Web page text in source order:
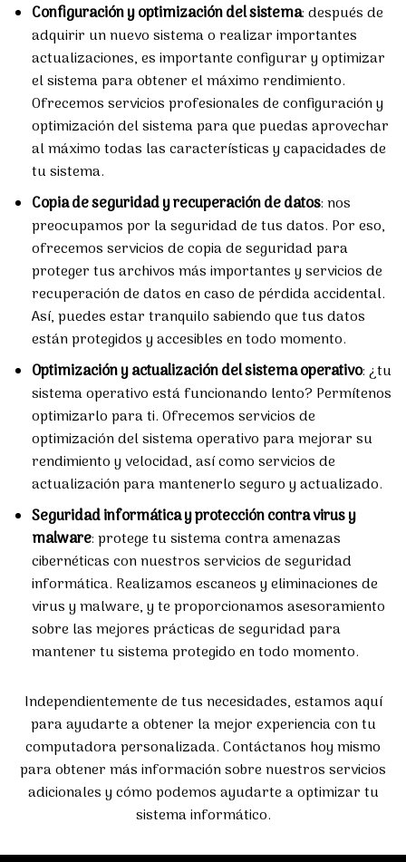
Configuración y optimización del sistema: después de
adquirir un nuevo sistema o realizar importantes
actualizaciones, es importante configurar y optimizar
el sistema para obtener el máximo rendimiento.
Ofrecemos servicios profesionales de configuración y
optimización del sistema para que puedas aprovechar
al máximo todas las características y capacidades de
tu sistema.
Copia de seguridad y recuperación de datos: nos
preocupamos por la seguridad de tus datos. Por eso,
ofrecemos servicios de copia de seguridad para
proteger tus archivos más importantes y servicios de
recuperación de datos en caso de pérdida accidental.
Así, puedes estar tranquilo sabiendo que tus datos
están protegidos y accesibles en todo momento.
Optimización y actualización del sistema operativo: ¿tu
sistema operativo está funcionando lento? Permítenos
optimizarlo para ti. Ofrecemos servicios de
optimización del sistema operativo para mejorar su
rendimiento y velocidad, así como servicios de
actualización para mantenerlo seguro y actualizado.
Seguridad informática y protección contra virus y
malware: protege tu sistema contra amenazas
cibernéticas con nuestros servicios de seguridad
informática. Realizamos escaneos y eliminaciones de
virus y malware, y te proporcionamos asesoramiento
sobre las mejores prácticas de seguridad para
mantener tu sistema protegido en todo momento.
Independientemente de tus necesidades, estamos aquí
para ayudarte a obtener la mejor experiencia con tu
computadora personalizada. Contáctanos hoy mismo
para obtener más información sobre nuestros servicios
adicionales y cómo podemos ayudarte a optimizar tu
sistema informático.